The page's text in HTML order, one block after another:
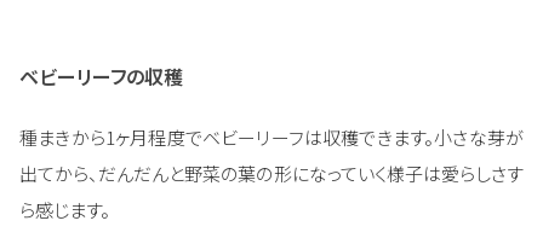
ベビーリーフの収穫
種まきから1ヶ月程度でベビーリーフは収穫できます。小さな芽が
出てから、だんだんと野菜の葉の形になっていく様子は愛らしさす
ら感じます。